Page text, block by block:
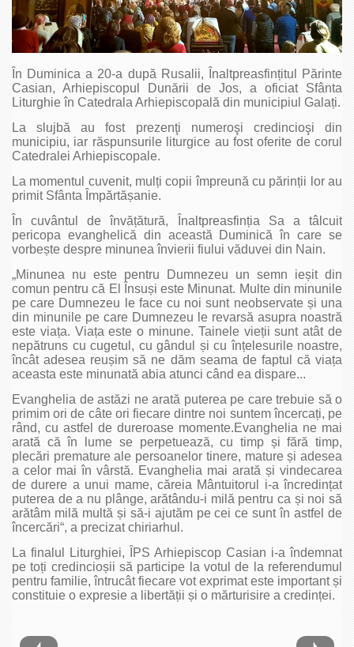
În Duminica a 20-a după Rusalii, Înaltpreasfințitul Părinte
Casian, Arhiepiscopul Dunării de Jos, a oficiat Sfânta
Liturghie în Catedrala Arhiepiscopală din municipiul Galați.
La slujbă au fost prezenţi numeroşi credincioşi din
municipiu, iar răspunsurile liturgice au fost oferite de corul
Catedralei Arhiepiscopale.
La momentul cuvenit, mulți copii împreună cu părinții lor au
primit Sfânta Împărtășanie.
În cuvântul de învățătură, Înaltprea­sfinția Sa a tâlcuit
pericopa evanghelică din această Duminică în care se
vorbește despre minunea învierii fiului văduvei din Nain.
„Minunea nu este pentru Dumnezeu un semn ieșit din
comun pentru că El Însuși este Minunat. Multe din minunile
pe care Dumnezeu le face cu noi sunt neobservate și una
din minunile pe care Dumnezeu le revarsă asupra noastră
este viața. Viața este o minune. Tainele vieții sunt atât de
nepătruns cu cugetul, cu gândul și cu înțelesurile noastre,
încât adesea reușim să ne dăm seama de faptul că viața
aceasta este minunată abia atunci când ea dispare...
Evanghelia de astăzi ne arată puterea pe care trebuie să o
primim ori de câte ori fiecare dintre noi suntem încercați, pe
rând, cu astfel de dureroase momente.Evanghelia ne mai
arată că în lume se perpetuează, cu timp și fără timp,
plecări premature ale persoanelor tinere, mature și adesea
a celor mai în vârstă. Evanghelia mai arată și vindecarea
de durere a unui mame, căreia Mântuitorul i-a încredințat
puterea de a nu plânge, arătându-i milă pentru ca și noi să
arătâm milă multă și să-i ajutăm pe cei ce sunt în astfel de
încercări“, a precizat chiriarhul.
La finalul Liturghiei, ÎPS Arhiepiscop Casian i-a îndemnat
pe toți credincioșii să participe la votul de la referendumul
pentru familie, întrucât fiecare vot exprimat este important și
constituie o expresie a libertății și o mărturisire a credinței.